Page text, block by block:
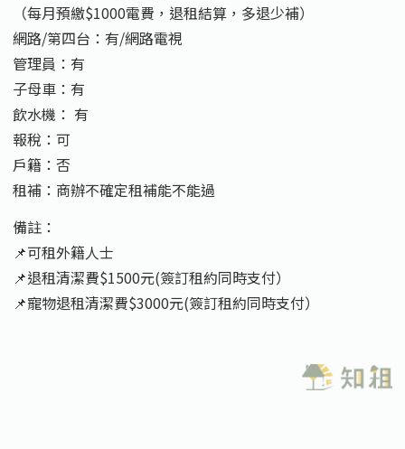
（每月預繳$1000電費，退租結算，多退少補）
網路/第四台：有/網路電視
管理員：有
子母車：有
飲水機： 有
報稅：可
戶籍：否
租補：商辦不確定租補能不能過
備註：
📌可租外籍人士
📌退租清潔費$1500元(簽訂租約同時支付）
📌寵物退租清潔費$3000元(簽訂租約同時支付）